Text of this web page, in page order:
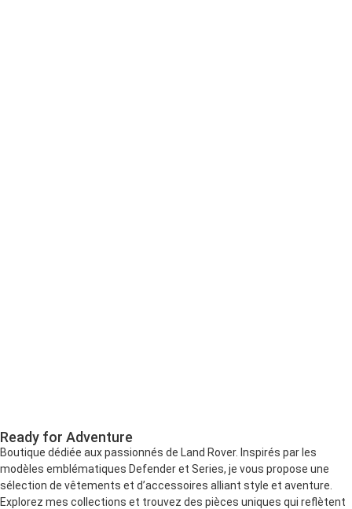
Ready for Adventure
Boutique dédiée aux passionnés de Land Rover. Inspirés par les
modèles emblématiques Defender et Series, je vous propose une
sélection de vêtements et d’accessoires alliant style et aventure.
Explorez mes collections et trouvez des pièces uniques qui reflètent